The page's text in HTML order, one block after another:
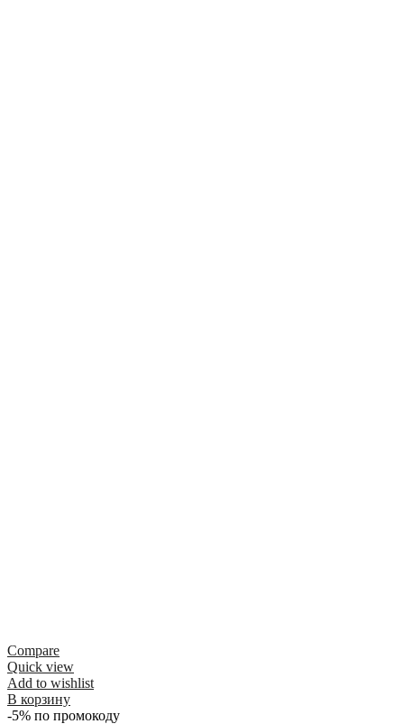
Compare
Quick view
Add to wishlist
В корзину
-5% по промокоду